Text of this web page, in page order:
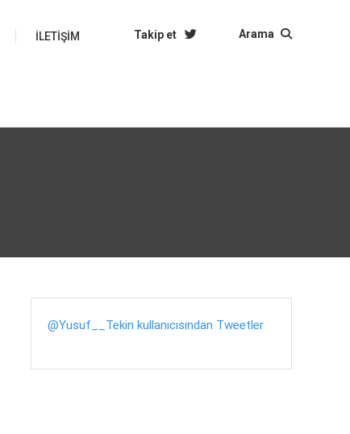
İLETIŞIM Takip et Arama
@Yusuf__Tekin kullanıcısından Tweetler